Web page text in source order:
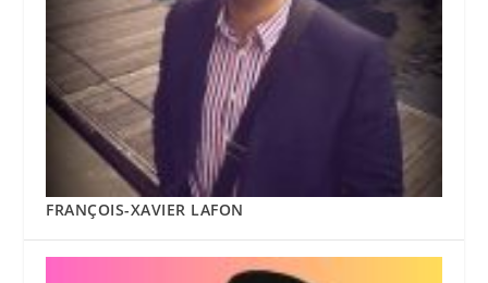
FRANÇOIS-XAVIER LAFON